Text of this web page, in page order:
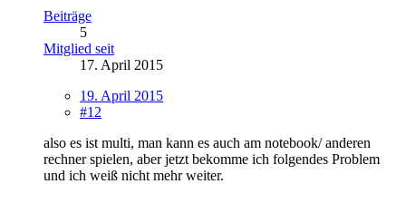
Beiträge
5
Mitglied seit
17. April 2015
19. April 2015
#12
also es ist multi, man kann es auch am notebook/ anderen
rechner spielen, aber jetzt bekomme ich folgendes Problem
und ich weiß nicht mehr weiter.